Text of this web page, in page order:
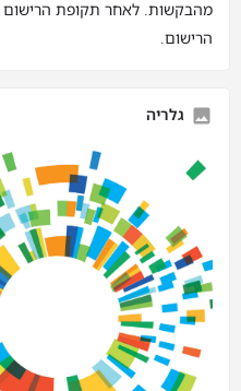
מהבקשות. לאחר תקופת הרישום
הרישום.
גלריה